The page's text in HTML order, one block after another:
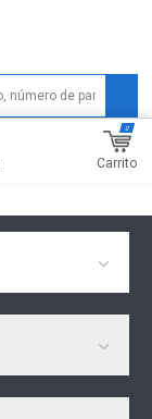
Carrito
0